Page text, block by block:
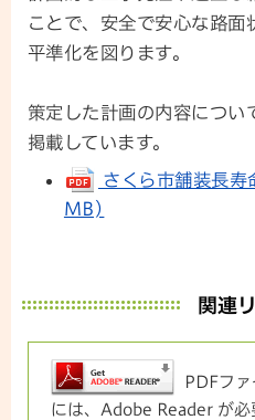
ことで、安全で安心な路面
平準化を図ります。
策定した計画の内容につい
掲載しています。
さくら市舗装長
MB)
関連
PDFフ
には、Adobe Reader が必